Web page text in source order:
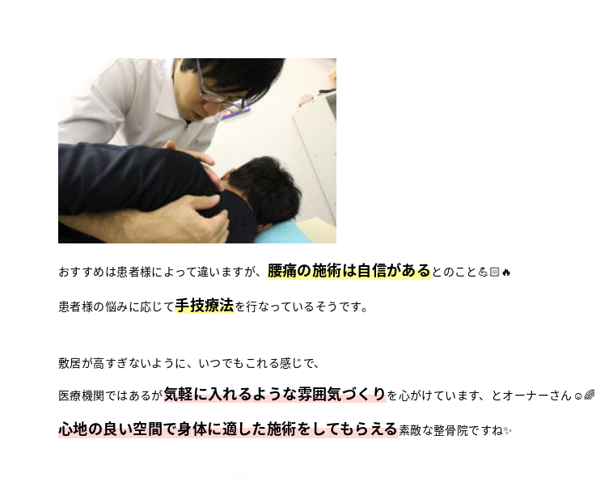
おすすめは患者様によって違いますが、 腰痛の施術は自信があるとのこと💪🏻🔥
患者様の悩みに応じて手技療法を行なっているそうです。
敷居が高すぎないように、いつでもこれる感じで、
医療機関ではあるが気軽に入れるような雰囲気づくりを心がけています、とオーナーさん☺🌈
心地の良い空間で身体に適した施術をしてもらえる素敵な整骨院ですね✨